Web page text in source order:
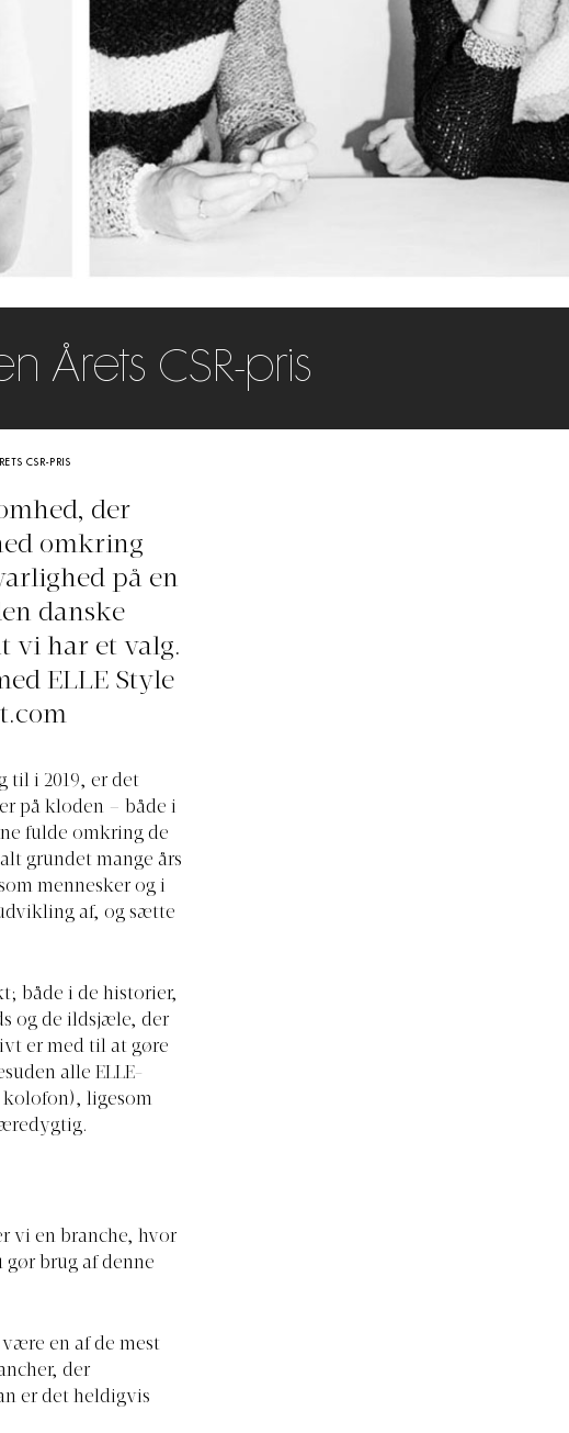
Årets CSR-pris
CSR-PRIS
der
omkring
på en
danske
vi har et valg.
ELLE Style
til i 2019, er det
på kloden – både i
fulde omkring de
grundet mange års
mennesker og i
af, og sætte
både i de historier,
og de ildsjæle, der
er med til at gøre
alle ELLE-
kolofon), ligesom
vi en branche, hvor
brug af denne
en af de mest
der
er det heldigvis